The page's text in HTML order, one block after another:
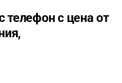
телефон с цена от